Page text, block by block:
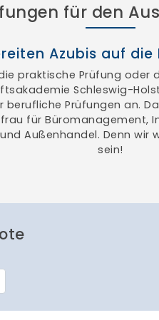
für den
Azubis auf die
praktische Prüfung oder
Schleswig-
Prüfungen an.
für Büromanagement,
Außenhandel. Denn wir
sein!